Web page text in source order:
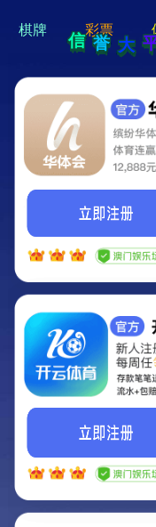
hello
我们
我们
它将